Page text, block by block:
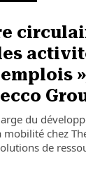
du
chez
de